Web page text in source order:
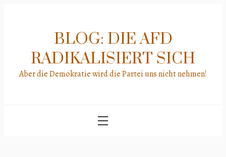
BLOG: DIE AFD
RADIKALISIERT SICH
Aber die Demokratie wird die Partei uns nicht nehmen!